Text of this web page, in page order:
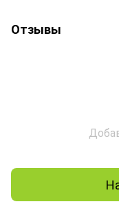
Отзывы